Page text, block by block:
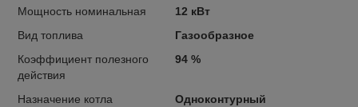
Мощность номинальная
12 кВт
Вид топлива
Газообразное
Коэффициент полезного
действия
94 %
Назначение котла Одноконтурный